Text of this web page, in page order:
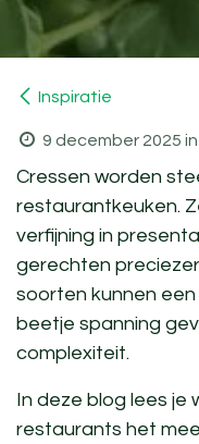
Inspiratie
9 december 2025 in
Cressen worden
restaurantkeuken.
verfijning in
gerechten
soorten kunnen
beetje spanning
complexiteit.
In deze blog lees je
restaurants het